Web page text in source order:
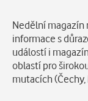
Popis
Nedělní magazín
informace s
událostí i
oblastí pro
mutacích (Čechy,